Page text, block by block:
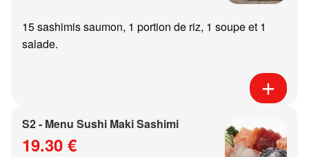
15 sashimis saumon, 1 portion de riz, 1 soupe et 1
salade.
S2 - Menu Sushi Maki Sashimi
19.30 €